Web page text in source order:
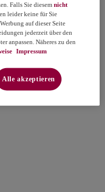
Falls Sie diesemnicht
leider keine für Sie
auf dieser Seite
jederzeit über den
anpassen. Näheres zu den
Impressum
Alle akzeptieren